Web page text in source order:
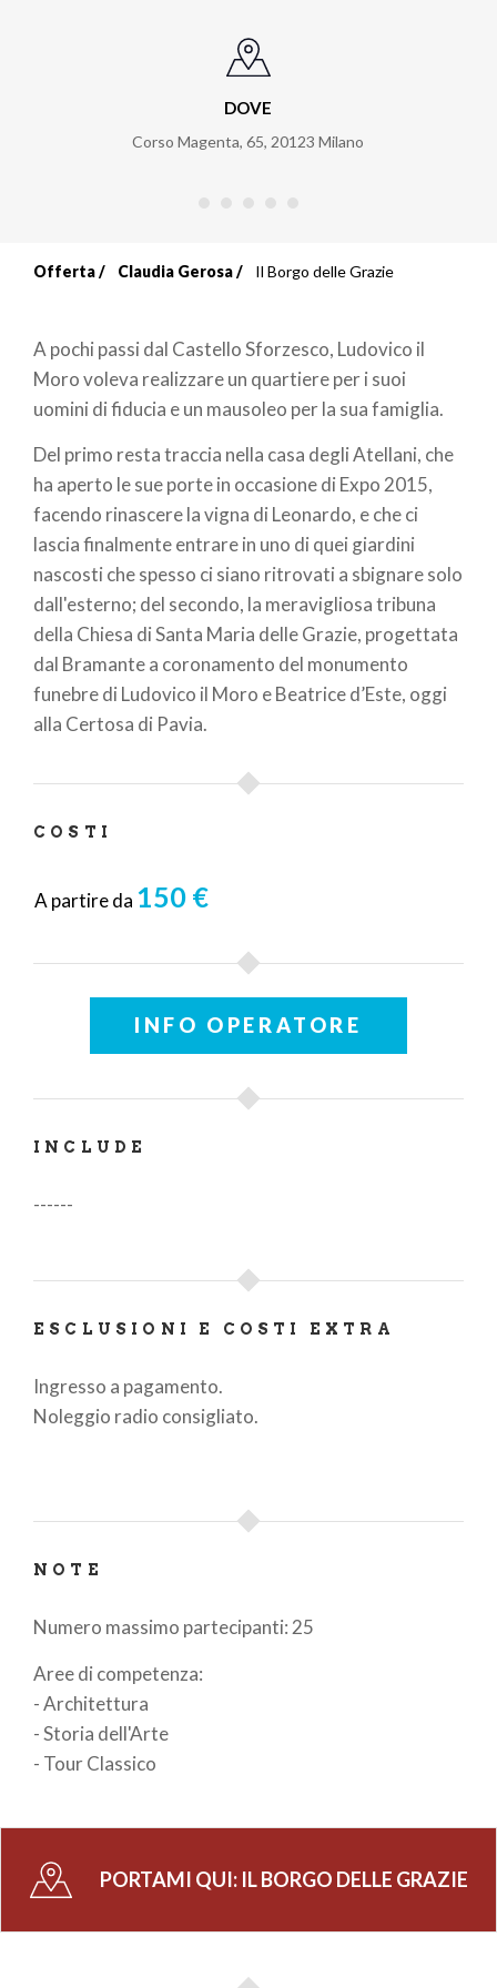
DOVE
Corso Magenta, 65, 20123 Milano
di
pane
Offerta Claudia Gerosa Il Borgo delle Grazie
A pochi passi dal Castello Sforzesco, Ludovico il
Moro voleva realizzare un quartiere per i suoi
uomini di fiducia e un mausoleo per la sua famiglia.
Del primo resta traccia nella casa degli Atellani, che
ha aperto le sue porte in occasione di Expo 2015,
facendo rinascere la vigna di Leonardo, e che ci
lascia finalmente entrare in uno di quei giardini
nascosti che spesso ci siano ritrovati a sbignare solo
dall'esterno; del secondo, la meravigliosa tribuna
della Chiesa di Santa Maria delle Grazie, progettata
dal Bramante a coronamento del monumento
funebre di Ludovico il Moro e Beatrice d’Este, oggi
alla Certosa di Pavia.
COSTI
A partire da 150 €
INFO OPERATORE
INCLUDE
------
ESCLUSIONI E COSTI EXTRA
Ingresso a pagamento.
Noleggio radio consigliato.
NOTE
Numero massimo partecipanti: 25
Aree di competenza:
- Architettura
- Storia dell'Arte
- Tour Classico
PORTAMI QUI: IL BORGO DELLE GRAZIE